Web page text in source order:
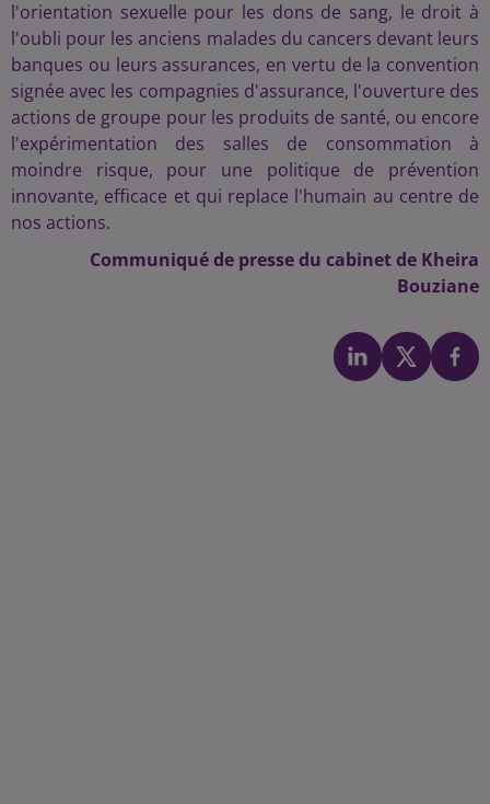
l'orientation sexuelle pour les dons de sang, le droit à
l'oubli pour les anciens malades du cancers devant leurs
banques ou leurs assurances, en vertu de la convention
signée avec les compagnies d'assurance, l'ouverture des
actions de groupe pour les produits de santé, ou encore
l'expérimentation des salles de consommation à
moindre risque, pour une politique de prévention
innovante, efficace et qui replace l'humain au centre de
nos actions.
Communiqué de presse du cabinet de Kheira
Bouziane